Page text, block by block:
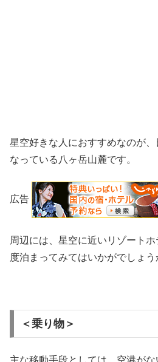
星空好きな人におすすめなのが
なっている八ヶ岳山麓です。
広告
周辺には、星空に近いリゾート
度泊まってみてはいかがでしょう
＜乗り物＞
主な移動手段としては、空港がな